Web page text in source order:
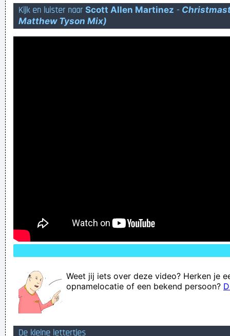
Heej Matroos heb jij gekakt in die doos? Heej ja heej ja
hooow!
Kijk en luister naar Scott Allen Martinez -
Matthew Tyson Mix)
Weet jij iets over deze video? Herken je
opnamelocatie of een bekend persoon?
De kleine lettertjes